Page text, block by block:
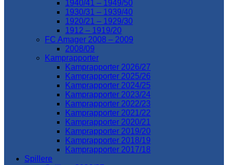
1940/41 – 1949/50
1930/31 – 1939/40
1920/21 – 1929/30
1912 – 1919/20
FC Amager 2008 – 2009
2008/09
Kamprapporter
Kamprapporter 2026/27
Kamprapporter 2025/26
Kamprapporter 2024/25
Kamprapporter 2023/24
Kamprapporter 2022/23
Kamprapporter 2021/22
Kamprapporter 2020/21
Kamprapporter 2019/20
Kamprapporter 2018/19
Kamprapporter 2017/18
Spillere